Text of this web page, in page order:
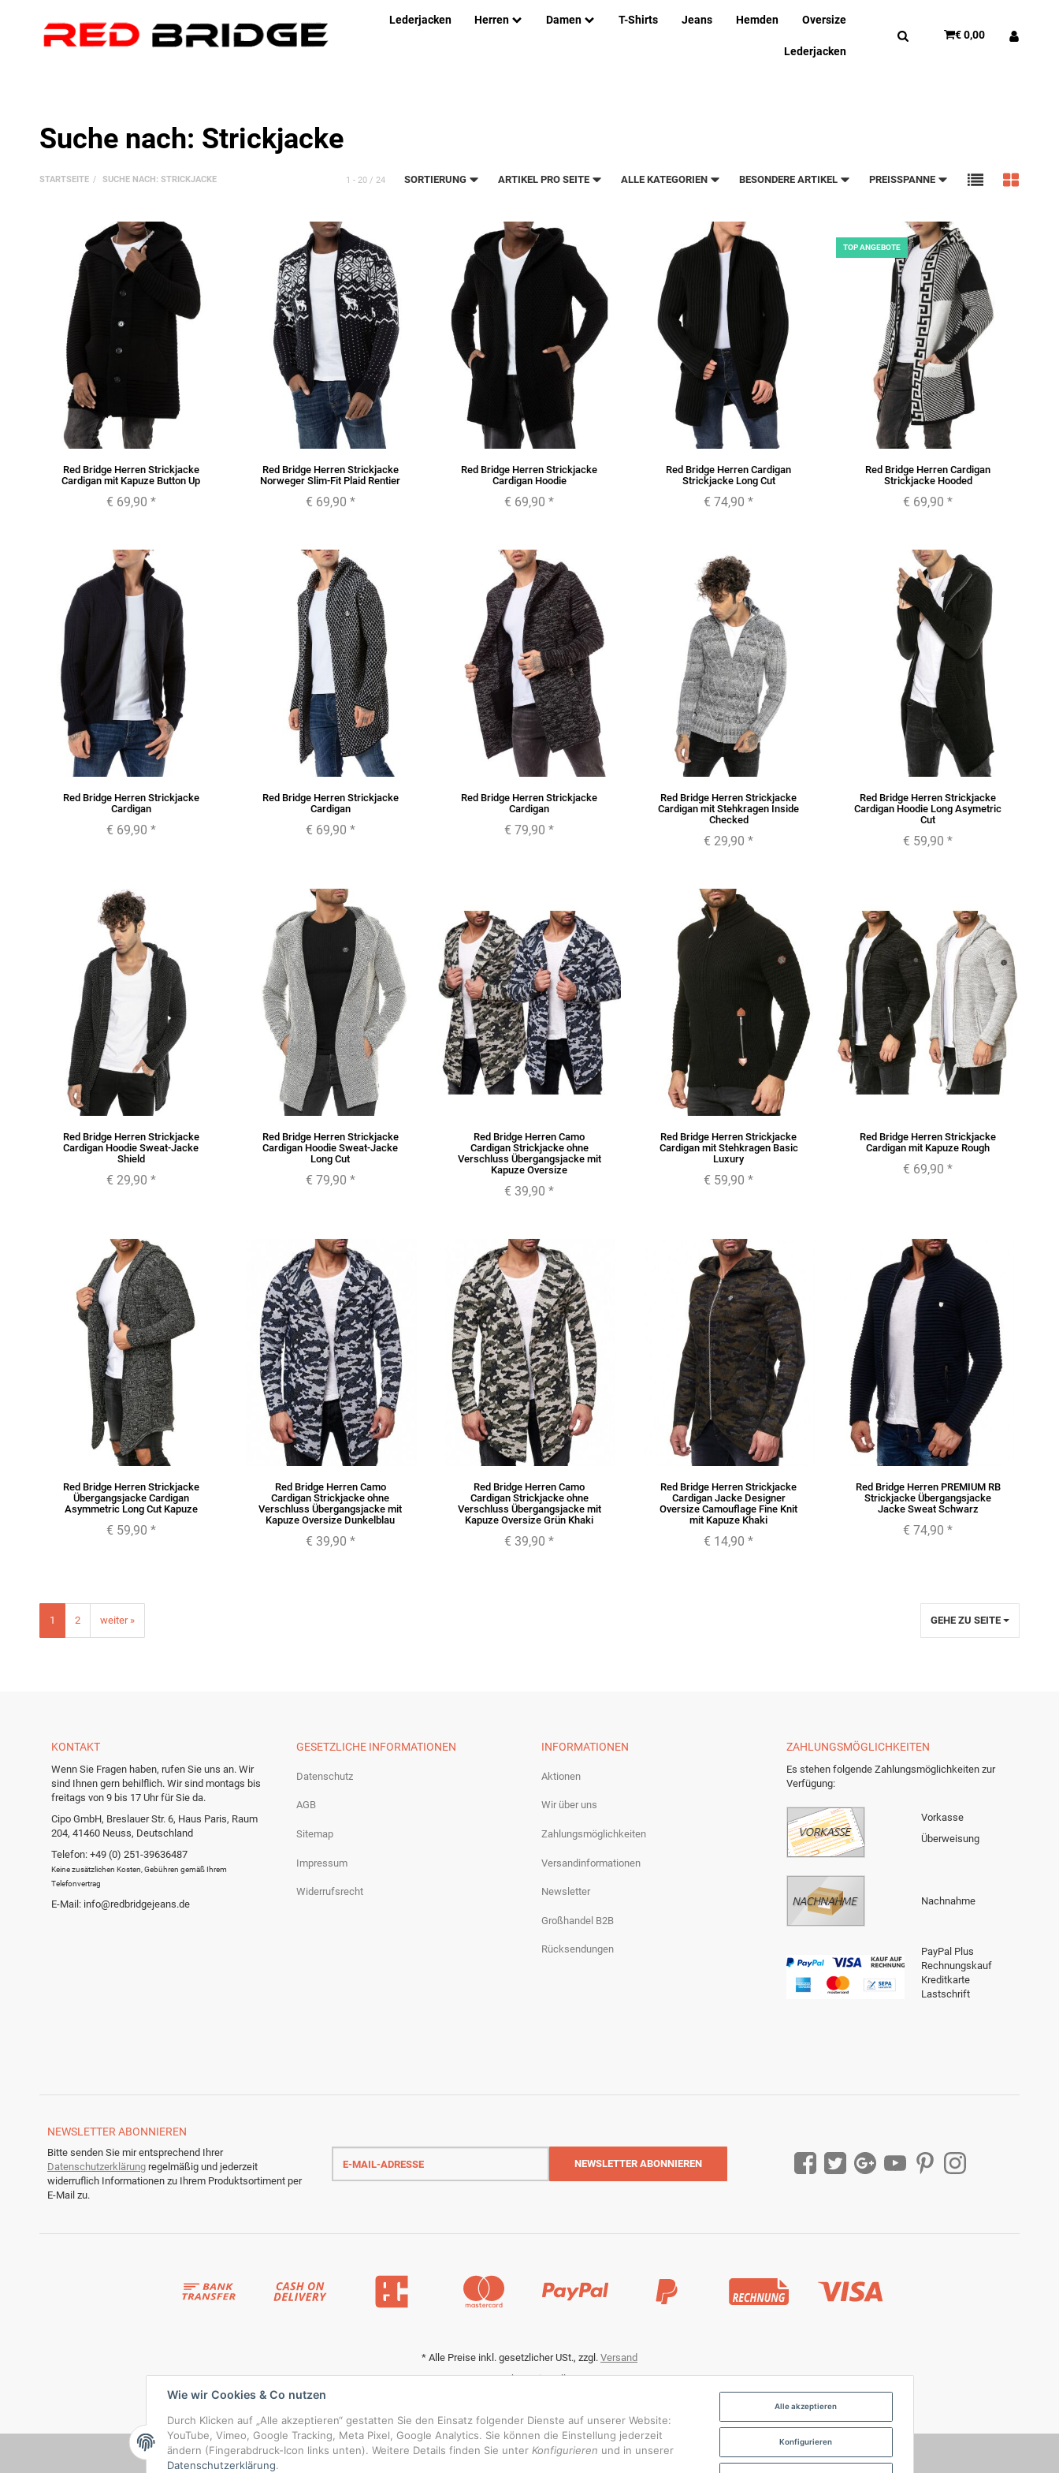
Lederjacken Herren Damen T-Shirts Jeans Hemden Oversize
Lederjacken
€ 0,00
Suche nach: Strickjacke
STARTSEITE SUCHE NACH: STRICKJACKE 1 - 20 / 24 SORTIERUNG ARTIKEL PRO SEITE ALLE KATEGORIEN BESONDERE ARTIKEL PREISSPANNE
Red Bridge Herren Strickjacke
Cardigan mit Kapuze Button Up
€ 69,90 *
Red Bridge Herren Strickjacke
Norweger Slim-Fit Plaid Rentier
€ 69,90 *
Red Bridge Herren Strickjacke
Cardigan Hoodie
€ 69,90*
Red Bridge Herren Cardigan
Strickjacke Long Cut
€ 74,90*
TOP ANGEBOTE
Red Bridge Herren Cardigan
Strickjacke Hooded
€ 69,90*
Red Bridge Herren Strickjacke
Cardigan
€ 69,90 *
Red Bridge Herren Strickjacke
Cardigan
€ 69,90 *
Red Bridge Herren Strickjacke
Cardigan
€ 79,90*
Red Bridge Herren Strickjacke
Cardigan mit Stehkragen Inside
Checked
€ 29,90*
Red Bridge Herren Strickjacke
Cardigan Hoodie Long Asymetric
Cut
€ 59,90*
Red Bridge Herren Strickjacke
Cardigan Hoodie Sweat-Jacke
Shield
€ 29,90 *
Red Bridge Herren Strickjacke
Cardigan Hoodie Sweat-Jacke
Long Cut
€ 79,90 *
Red Bridge Herren Camo
Cardigan Strickjacke ohne
Verschluss Übergangsjacke mit
Kapuze Oversize
€ 39,90*
Red Bridge Herren Strickjacke
Cardigan mit Stehkragen Basic
Luxury
€ 59,90*
Red Bridge Herren Strickjacke
Cardigan mit Kapuze Rough
€ 69,90*
Red Bridge Herren Strickjacke
Übergangsjacke Cardigan
Asymmetric Long Cut Kapuze
€ 59,90 *
Red Bridge Herren Camo
Cardigan Strickjacke ohne
Verschluss Übergangsjacke mit
Kapuze Oversize Dunkelblau
€ 39,90 *
Red Bridge Herren Camo
Cardigan Strickjacke ohne
Verschluss Übergangsjacke mit
Kapuze Oversize Grün Khaki
€ 39,90*
Red Bridge Herren Strickjacke
Cardigan Jacke Designer
Oversize Camouflage Fine Knit
mit Kapuze Khaki
€ 14,90*
Red Bridge Herren PREMIUM RB
Strickjacke Übergangsjacke
Jacke Sweat Schwarz
€ 74,90*
1 2 weiter » GEHE ZU SEITE
KONTAKT
Wenn Sie Fragen haben, rufen Sie uns an. Wir
sind Ihnen gern behilflich. Wir sind montags bis
freitags von 9 bis 17 Uhr für Sie da.
Cipo GmbH, Breslauer Str. 6, Haus Paris, Raum
204, 41460 Neuss, Deutschland
Telefon: +49 (0) 251-39636487
Keine zusätzlichen Kosten, Gebühren gemäß Ihrem
Telefonvertrag
E-Mail: info@redbridgejeans.de
GESETZLICHE INFORMATIONEN
Datenschutz
AGB
Sitemap
Impressum
Widerrufsrecht
INFORMATIONEN
Aktionen
Wir über uns
Zahlungsmöglichkeiten
Versandinformationen
Newsletter
Großhandel B2B
Rücksendungen
ZAHLUNGSMÖGLICHKEITEN
Es stehen folgende Zahlungsmöglichkeiten zur
Verfügung:
Vorkasse
Überweisung
Nachnahme
PayPal Plus
Rechnungskauf
Kreditkarte
Lastschrift
NEWSLETTER ABONNIEREN
Bitte senden Sie mir entsprechend Ihrer
Datenschutzerklärung regelmäßig und jederzeit
widerruflich Informationen zu Ihrem Produktsortiment per
E-Mail zu.
E-
Mail-
NEWSLETTER ABONNIEREN
* Alle Preise inkl. gesetzlicher USt., zzgl. Versand
Datenschutz-Einstellungen
© RedBridgeJeans
Wie wir Cookies & Co nutzen
Durch Klicken auf „Alle akzeptieren“ gestatten Sie den Einsatz folgender Dienste auf unserer Website:
YouTube, Vimeo, Google Tracking, Meta Pixel, Google Analytics. Sie können die Einstellung jederzeit
ändern (Fingerabdruck-Icon links unten). Weitere Details finden Sie unter Konfigurieren und in unserer
Datenschutzerklärung.
Alle akzeptieren
Konfigurieren